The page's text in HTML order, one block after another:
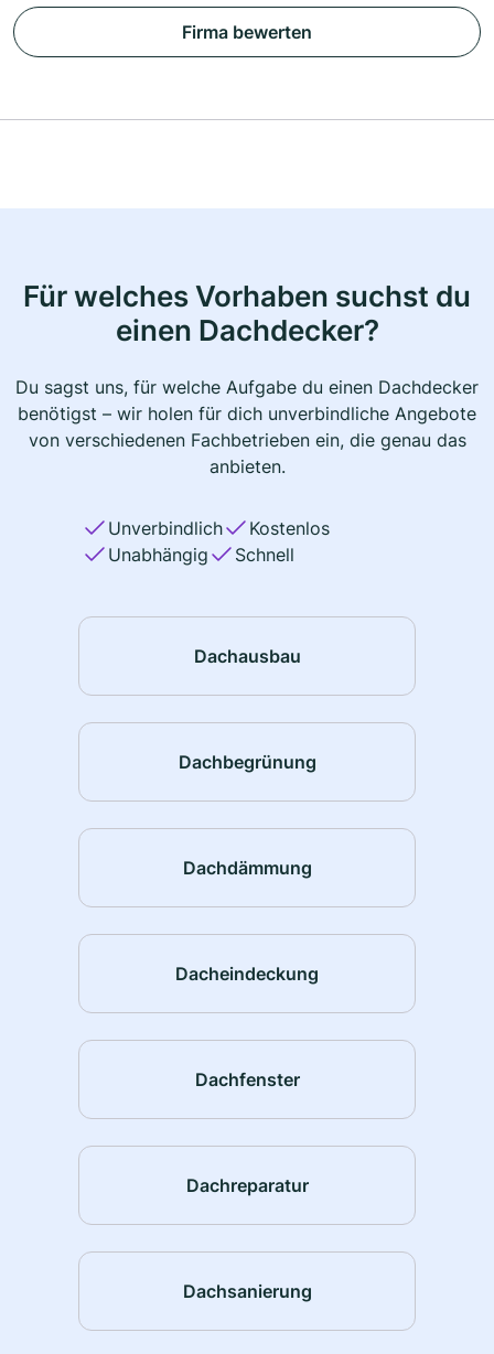
Firma bewerten
Für welches Vorhaben suchst du
einen Dachdecker?
Du sagst uns, für welche Aufgabe du einen Dachdecker
benötigst – wir holen für dich unverbindliche Angebote
von verschiedenen Fachbetrieben ein, die genau das
anbieten.
Unverbindlich
Kostenlos
Unabhängig
Schnell
Dachausbau
Dachbegrünung
Dachdämmung
Dacheindeckung
Dachfenster
Dachreparatur
Dachsanierung